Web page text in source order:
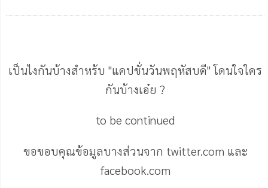
เป็นไงกันบ้างสำหร้บ "แคปชั่นวันพฤหัสบดี" โดนใจใคร
กันบ้างเอ๋ย ?
to be continued
ขอขอบคุณข้อมูลบางส่วนจาก twitter.com และ
facebook.com